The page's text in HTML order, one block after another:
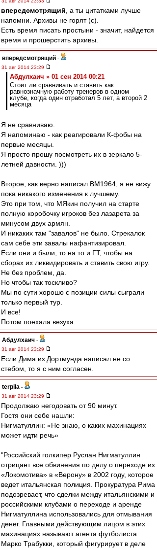
впередсмотрящий , а ты цитатками лучше
напомни. Архивы не горят (с).
Есть время писать простыни - значит, найдется
время и прошерстить архивы.
впередсмотрящий -
31 авг 2014 23:29
Абдулхаич » 01 сен 2014 00:21
Стоит ли сравнивать и ставить как
равнозначную работу тренеров в одном
клубе, когда один отработал 5 лет, а второй 2
месяца
Я не сравниваю.
Я напоминаю - как реагировали К-фобы на
первые месяцы.
Я просто прошу посмотреть их в зеркало 5-
летней давности. )))
Второе, как верно написал ВМ1964, я не вижу
пока никакого изменения к лучшему.
Это при том, что МЯкин получил на старте
полную коробочку игроков без лазарета за
минусом двух армян.
И никаких там "завалов" не было. Стрекалок
сам себе эти завалы нафантизировал.
Если они и были, то на то и ГТ, чтобы на
сборах их ликвидировать и ставить свою игру.
Не без проблем, да.
Но чтобы так тоскливо?
Мы по сути хорошо с позиции силы сыграли
только первый тур.
И все!
Потом поехала везуха.
Абдулхаич -
31 авг 2014 23:29
Если Дима из Дортмунда написал не со
стебом, то я с ним согласен.
terpila -
31 авг 2014 23:29
Продолжаю негодовать от 90 минут.
Гостя они себе нашли:
Нигматуллин: «Не знаю, о каких махинациях
может идти речь»
"Российский голкипер Руслан Нигматуллин
отрицает все обвинения по делу о переходе из
«Локомотива» в «Верону» в 2002 году, которое
ведет итальянская полиция. Прокуратура Рима
подозревает, что сделки между итальянскими и
российскими клубами о переходе и аренде
Нигматуллина использовались для отмывания
денег. Главными действующим лицом в этих
махинациях называют агента футболиста
Марко Трабукки, который фигурирует в деле